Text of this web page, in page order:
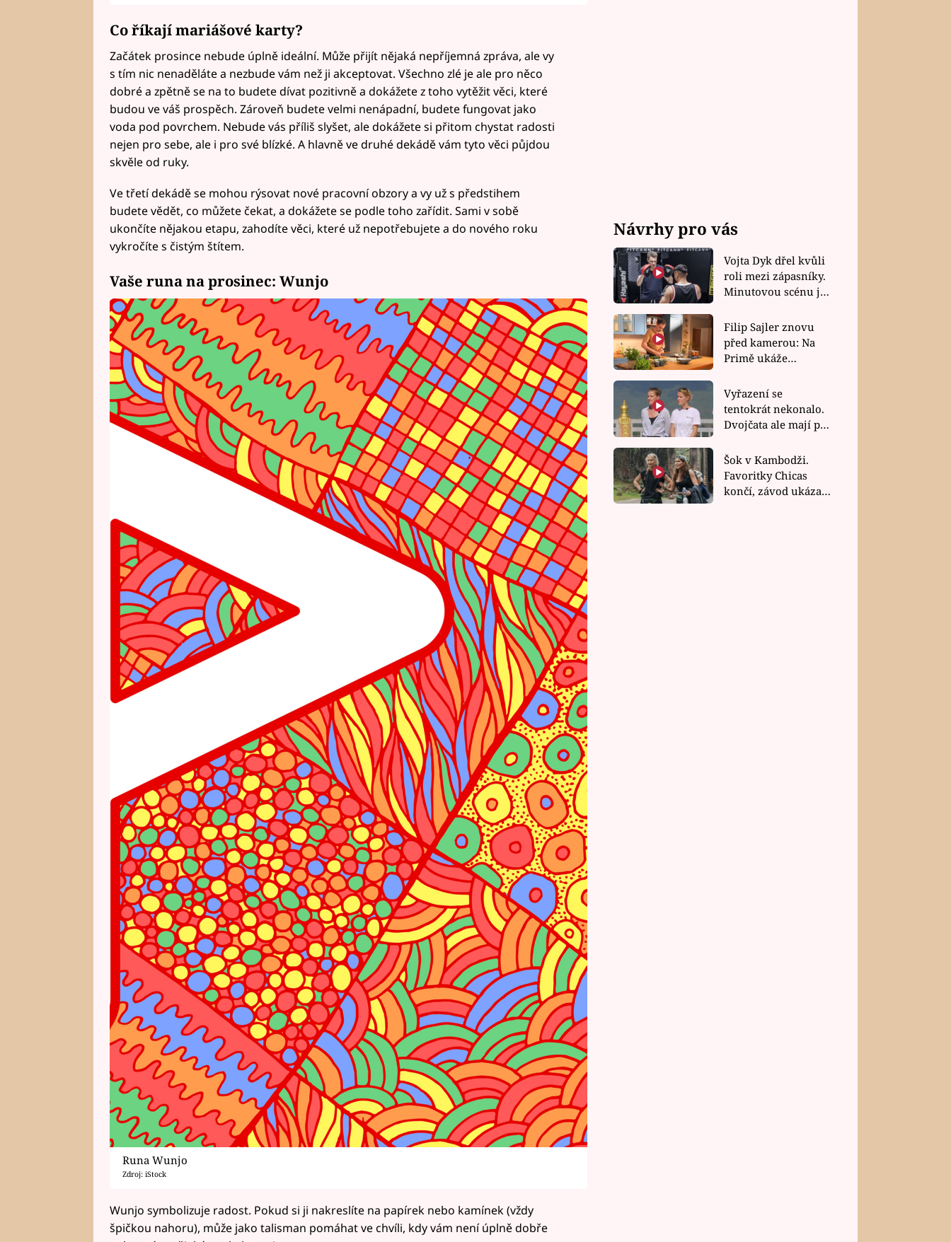
Co říkají mariášové karty?
Začátek prosince nebude úplně ideální. Může přijít nějaká nepříjemná zpráva, ale vy
s tím nic nenaděláte a nezbude vám než ji akceptovat. Všechno zlé je ale pro něco
dobré a zpětně se na to budete dívat pozitivně a dokážete z toho vytěžit věci, které
budou ve váš prospěch. Zároveň budete velmi nenápadní, budete fungovat jako
voda pod povrchem. Nebude vás příliš slyšet, ale dokážete si přitom chystat radosti
nejen pro sebe, ale i pro své blízké. A hlavně ve druhé dekádě vám tyto věci půjdou
skvěle od ruky.
Ve třetí dekádě se mohou rýsovat nové pracovní obzory a vy už s předstihem
budete vědět, co můžete čekat, a dokážete se podle toho zařídit. Sami v sobě
ukončíte nějakou etapu, zahodíte věci, které už nepotřebujete a do nového roku
vykročíte s čistým štítem.
Vaše runa na prosinec: Wunjo
Runa Wunjo
Zdroj: iStock
Wunjo symbolizuje radost. Pokud si ji nakreslíte na papírek nebo kamínek (vždy
špičkou nahoru), může jako talisman pomáhat ve chvíli, kdy vám není úplně dobře
Návrhy pro vás
Vojta Dyk dřel kvůli
roli mezi zápasníky.
Minutovou scénu jel
Filip Sajler znovu
před kamerou: Na
Primě ukáže
rychlé recepty
Vyřazení se
tentokrát nekonalo.
Dvojčata ale mají po
závodu nůž na krku
Šok v Kambodži.
Favoritky Chicas
končí, závod ukázal